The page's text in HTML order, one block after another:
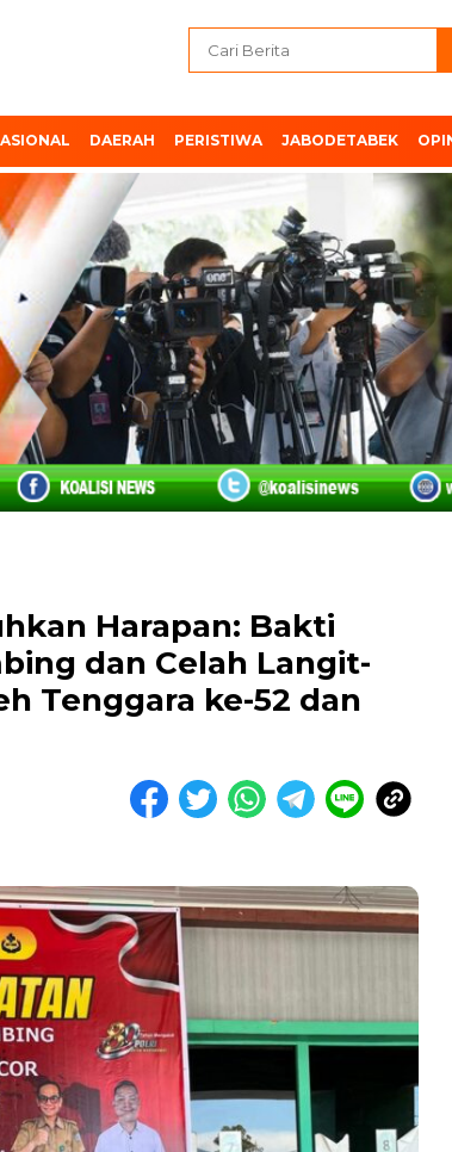
DAERAH PERISTIWA JABODETABEK
Harapan: Bakti
dan Celah Langit-
Tenggara ke-52 dan